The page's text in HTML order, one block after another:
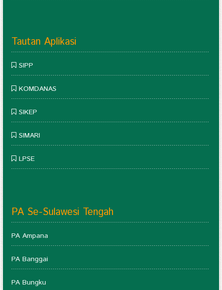
Tautan Aplikasi
SIPP
KOMDANAS
SIKEP
SIMARI
LPSE
PA Se-Sulawesi Tengah
PA Ampana
PA Banggai
PA Bungku